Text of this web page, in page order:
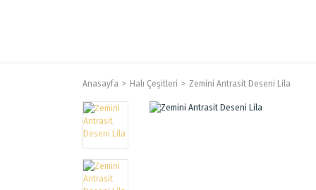
Anasayfa Halı Çeşitleri Zemini Antrasit Deseni Lila